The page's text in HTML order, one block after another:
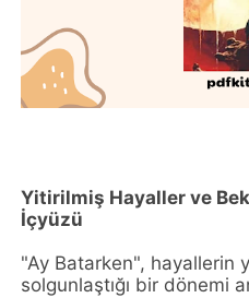
Yitirilmiş Hayaller ve
İçyüzü
"Ay Batarken", hayallerin
solgunlaştığı bir dönemi